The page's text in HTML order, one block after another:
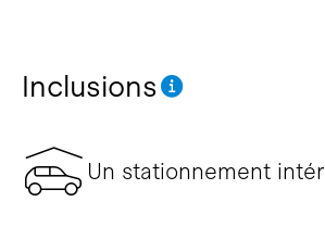
Inclusions
Un stationnement